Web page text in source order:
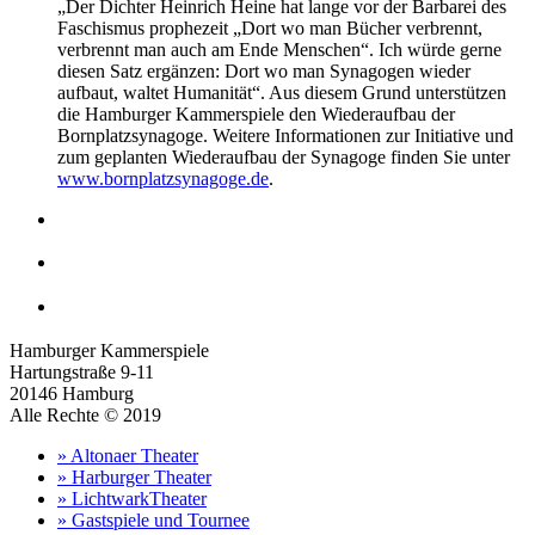
„Der Dichter Heinrich Heine hat lange vor der Barbarei des
Faschismus prophezeit „Dort wo man Bücher verbrennt,
verbrennt man auch am Ende Menschen“. Ich würde gerne
diesen Satz ergänzen: Dort wo man Synagogen wieder
aufbaut, waltet Humanität“. Aus diesem Grund unterstützen
die Hamburger Kammerspiele den Wiederaufbau der
Bornplatzsynagoge. Weitere Informationen zur Initiative und
zum geplanten Wiederaufbau der Synagoge finden Sie unter
www.bornplatzsynagoge.de.
Hamburger Kammerspiele
Hartungstraße 9-11
20146 Hamburg
Alle Rechte © 2019
» Altonaer Theater
» Harburger Theater
» LichtwarkTheater
» Gastspiele und Tournee